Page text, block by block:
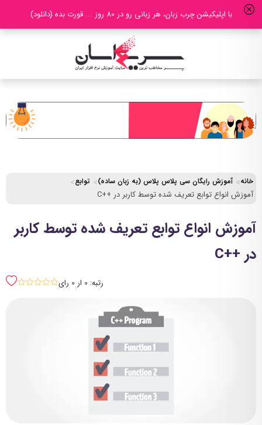
با اپلیکیشن چرب زبان، هر زبانی رو در 80 روز ... قورت بده (دانلود)
خانه آموزش رایگان سی پلاس پلاس (به زبان ساده) توابع
آموزش انواع توابع تعریف شده توسط کاربر در ++C
آموزش انواع توابع تعریف شده توسط کاربر
در ++C
رتبه: 0 ار 0 رای sssss